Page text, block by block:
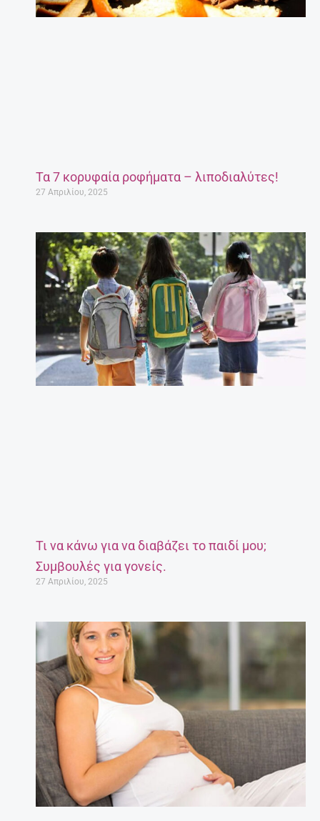
Τα 7 κορυφαία ροφήματα – λιποδιαλύτες!
27 Απριλίου, 2025
Τι να κάνω για να διαβάζει το παιδί μου;
Συμβουλές για γονείς.
27 Απριλίου, 2025